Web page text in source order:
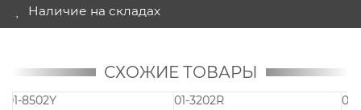
Наличие на складах
СХОЖИЕ ТОВАРЫ